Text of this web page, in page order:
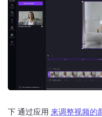
下 通过应用 来调整视频的